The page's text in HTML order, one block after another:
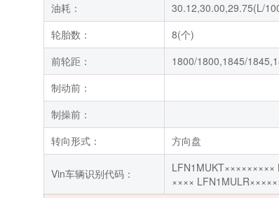
油耗：
30.12,30.00,29.75(L/
轮胎数：
8(个)
前轮距：
1800/1800,1845/
制动前：
制操前：
转向形式：
方向盘
Vin车辆识别代码：
××××